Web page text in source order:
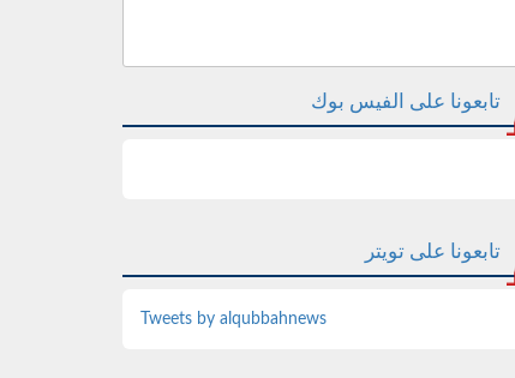
تابعونا على الفيس بوك
تابعونا على تويتر
Tweets by alqubbahnews